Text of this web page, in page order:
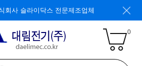
회사 슬라이닥스 전문제조업체
0